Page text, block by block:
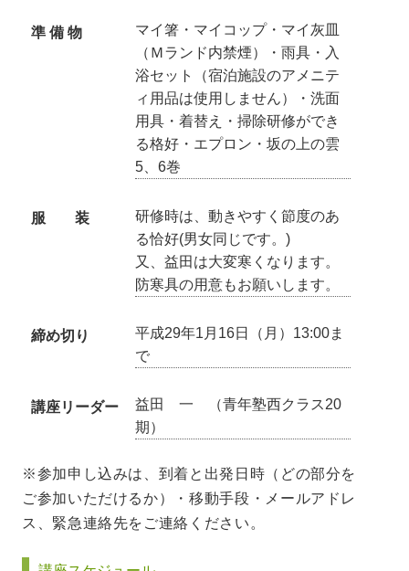
準 備 物
マイ箸・マイコップ・マイ灰皿
（Ｍランド内禁煙）・雨具・入
浴セット（宿泊施設のアメニテ
ィ用品は使用しません）・洗面
用具・着替え・掃除研修ができ
る格好・エプロン・坂の上の雲
5、6巻
服 装
研修時は、動きやすく節度のあ
る恰好(男女同じです。)
又、益田は大変寒くなります。
防寒具の用意もお願いします。
締め切り
平成29年1月16日（月）13:00ま
で
講座リーダー
益田 一 （青年塾西クラス20
期）
※参加申し込みは、到着と出発日時（どの部分を
ご参加いただけるか）・移動手段・メールアドレ
ス、緊急連絡先をご連絡ください。